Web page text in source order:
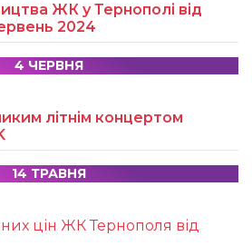
ЖК у Тернополі від
2024
4 ЧЕРВНЯ
літнім концертом
14 ТРАВНЯ
цін ЖК Тернополя від